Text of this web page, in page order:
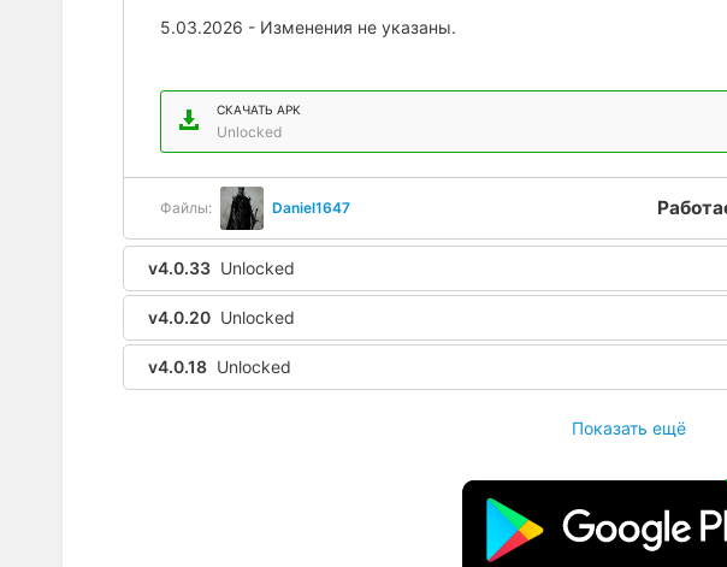
5.03.2026 - Изменения не указаны.
СКАЧАТЬ APK
Unlocked
Файлы: Daniel1647
v4.0.33 Unlocked
v4.0.20 Unlocked
v4.0.18 Unlocked
Показать ещё